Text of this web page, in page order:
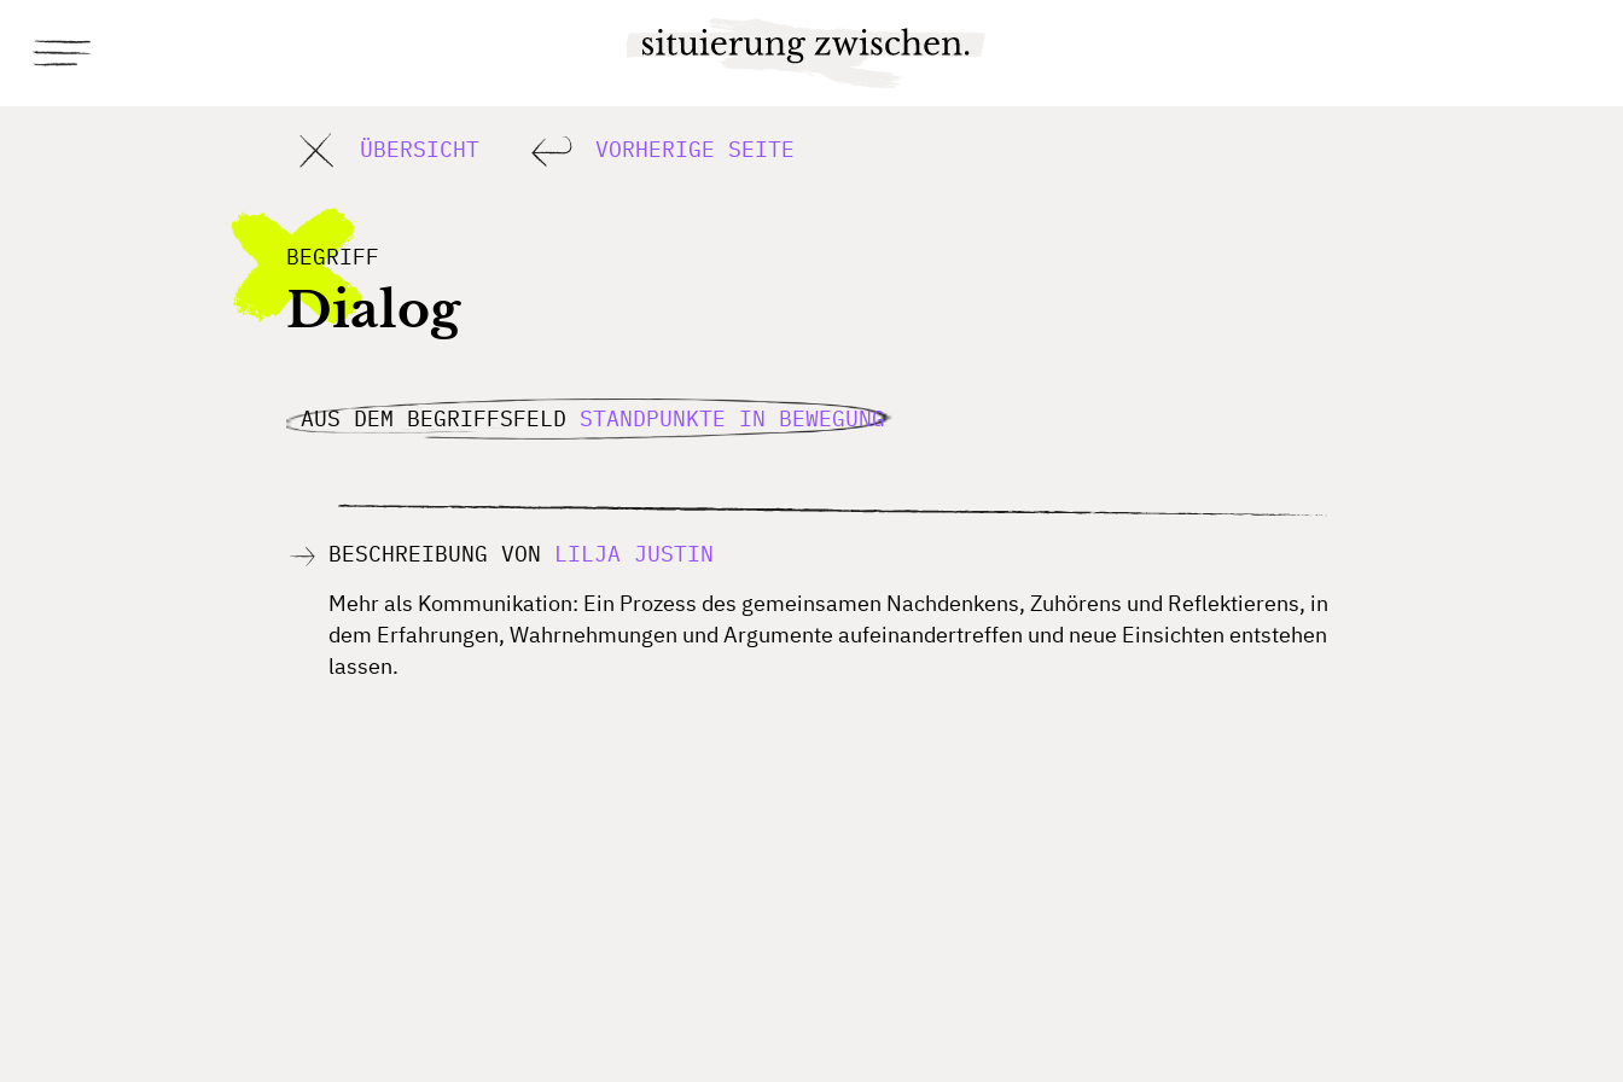
ÜBERSICHT VORHERIGE SEITE
BEGRIFF
Dialog
AUS DEM BEGRIFFSFELD STANDPUNKTE IN BEWEGUNG
BESCHREIBUNG VON LILJA JUSTIN
Mehr als Kommunikation: Ein Prozess des gemeinsamen Nachdenkens, Zuhörens und Reflektierens, in
dem Erfahrungen, Wahrnehmungen und Argumente aufeinandertreffen und neue Einsichten entstehen
lassen.